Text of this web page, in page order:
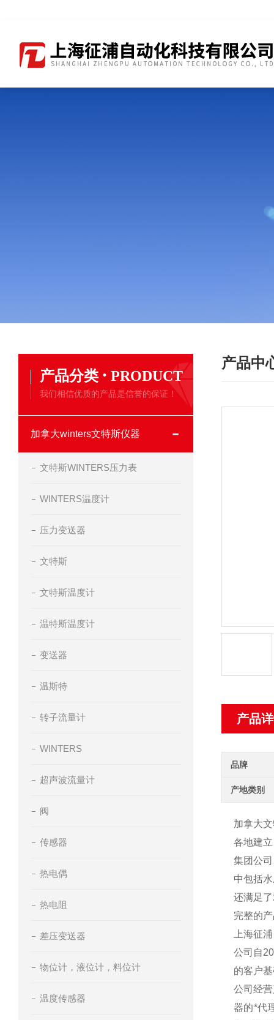
产品中
产品
品牌
产地类别
加拿大
各地建
集团公
中包括
还满足
完整的
上海征
公司自
的客户
公司经
器的*代
产品分类 · PRODUCT
我们相信优质的产品是信誉的保证！
加拿大winters文特斯仪器
文特斯WINTERS压力表
WINTERS温度计
压力变送器
文特斯
文特斯温度计
温特斯温度计
变送器
温斯特
转子流量计
WINTERS
超声波流量计
阀
传感器
热电偶
热电阻
差压变送器
物位计，液位计，料位计
温度传感器